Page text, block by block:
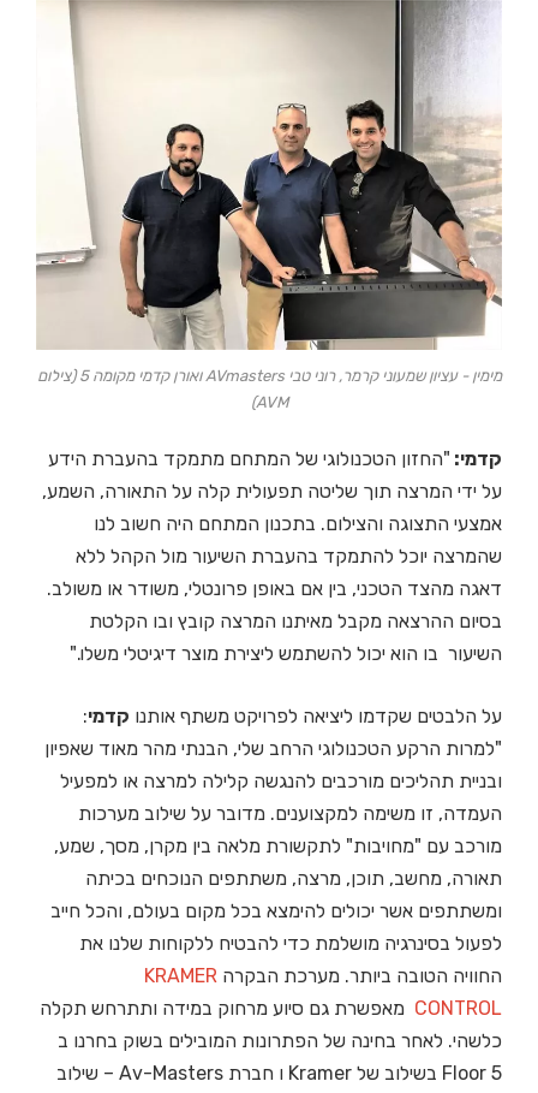
מימין - עציון שמעוני קרמר, רוני טבי AVmasters ואורן קדמי מקומה 5 (צילום
AVM)
קדמי: "החזון הטכנולוגי של המתחם מתמקד בהעברת הידע
על ידי המרצה תוך שליטה תפעולית קלה על התאורה, השמע,
אמצעי התצוגה והצילום. בתכנון המתחם היה חשוב לנו
שהמרצה יוכל להתמקד בהעברת השיעור מול הקהל ללא
דאגה מהצד הטכני, בין אם באופן פרונטלי, משודר או משולב.
בסיום ההרצאה מקבל מאיתנו המרצה קובץ ובו הקלטת
השיעור בו הוא יכול להשתמש ליצירת מוצר דיגיטלי משלו."
על הלבטים שקדמו ליציאה לפרויקט משתף אותנו קדמי:
"למרות הרקע הטכנולוגי הרחב שלי, הבנתי מהר מאוד שאפיון
ובניית תהליכים מורכבים להנגשה קלילה למרצה או למפעיל
העמדה, זו משימה למקצוענים. מדובר על שילוב מערכות
מורכב עם "מחויבות" לתקשורת מלאה בין מקרן, מסך, שמע,
תאורה, מחשב, תוכן, מרצה, משתתפים הנוכחים בכיתה
ומשתתפים אשר יכולים להימצא בכל מקום בעולם, והכל חייב
לפעול בסינרגיה מושלמת כדי להבטיח ללקוחות שלנו את
החוויה הטובה ביותר. מערכת הבקרה KRAMER
CONTROL מאפשרת גם סיוע מרחוק במידה ותתרחש תקלה
כלשהי. לאחר בחינה של הפתרונות המובילים בשוק בחרנו ב
Floor 5 בשילוב של Kramer ו חברת Av-Masters – שילוב